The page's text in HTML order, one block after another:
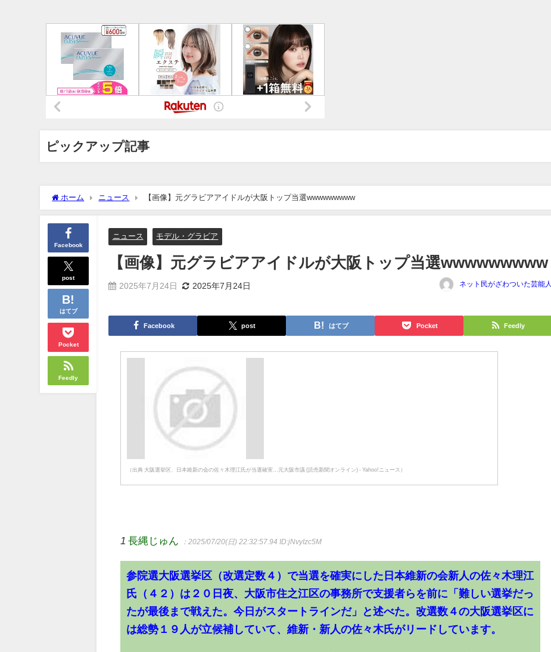
ピックアップ記事
ホーム ニュース 【画像】元グラビアアイドルが大阪トップ当選wwwwwwwww
Facebook
post
はてブ
Pocket
Feedly
ニュース モデル・グラビア
【画像】元グラビアアイドルが大阪トップ当選wwwwwwwww
2025年7月24日 2025年7月24日 ネット民がざわついた芸能人
Facebook post はてブ Pocket Feedly
（出典 大阪選挙区、日本維新の会の佐々木理江氏が当選確実…元大阪市議 (読売新聞オンライン) - Yahoo!ニュース）
1 長縄じゅん ：2025/07/20(日) 22:32:57.94ID:jNvyIzc5M
参院選大阪選挙区（改選定数４）で当選を確実にした日本維新の会新人の佐々木理江
氏（４２）は２０日夜、大阪市住之江区の事務所で支援者らを前に「難しい選挙だっ
たが最後まで戦えた。今日がスタートラインだ」と述べた。改選数４の大阪選挙区に
は総勢１９人が立候補していて、維新・新人の佐々木氏がリードしています。